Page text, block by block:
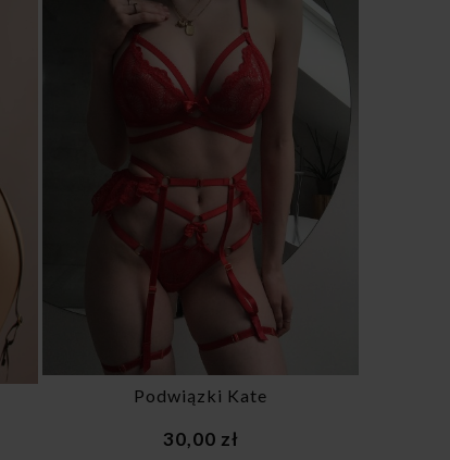
Podwiązki Kate
30,00 zł